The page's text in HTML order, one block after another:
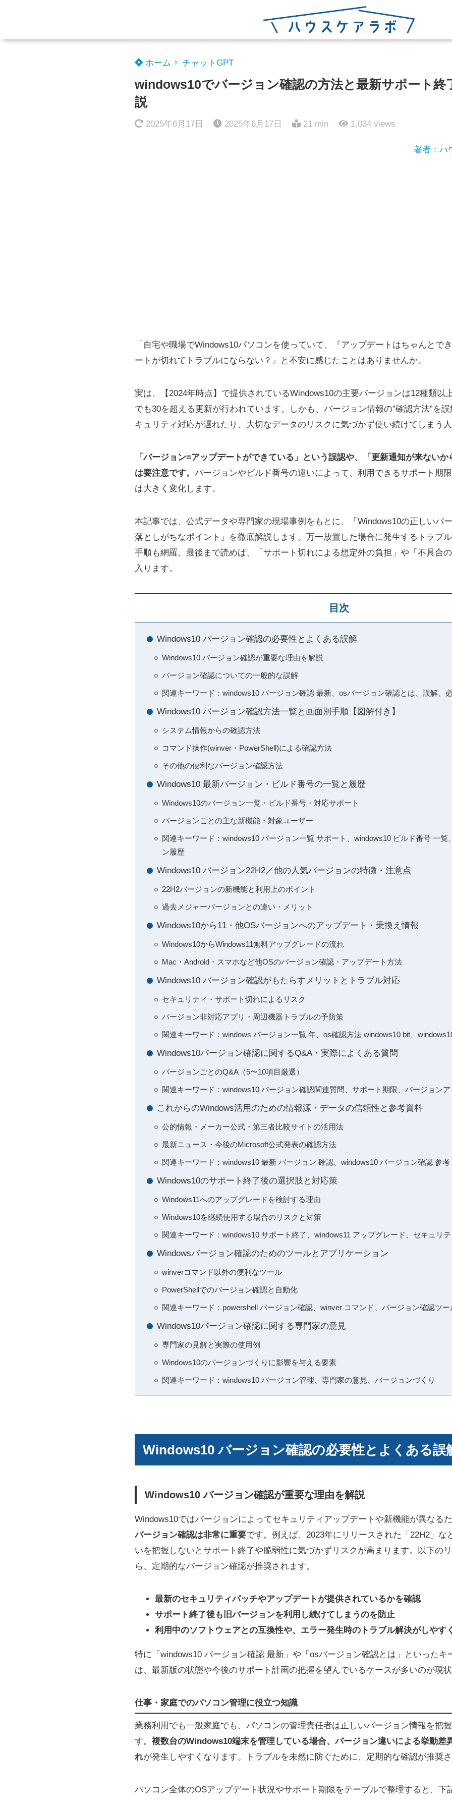
ホーム チャットGPT
windows10でバージョン確認の方法と最新サポート終
説
2025年6月17日 2025年6月17日 21 min 1,034 views
著者：ハ
「自宅や職場でWindows10パソコンを使っていて、『アップデートはちゃんとで
ートが切れてトラブルにならない？』と不安に感じたことはありませんか。
実は、【2024年時点】で提供されているWindows10の主要バージョンは12種類以
でも30を超える更新が行われています。しかも、バージョン情報の”確認方法”を
キュリティ対応が遅れたり、大切なデータのリスクに気づかず使い続けてしまう人
「バージョン=アップデートができている」という誤認や、「更新通知が来ない
は要注意です。 バージョンやビルド番号の違いによって、利用できるサポート期
は大きく変化します。
本記事では、公式データや専門家の現場事例をもとに、「Windows10の正しいバ
落としがちなポイント」を徹底解説します。万一放置した場合に発生するトラブ
手順も網羅。最後まで読めば、「サポート切れによる想定外の負担」や「不具合
入ります。
目次
Windows10 バージョン確認の必要性とよくある誤解
Windows10 バージョン確認が重要な理由を解説
バージョン確認についての一般的な誤解
関連キーワード：windows10 バージョン確認 最新、osバージョン確認とは、誤解、
Windows10 バージョン確認方法一覧と画面別手順【図解付き】
システム情報からの確認方法
コマンド操作(winver・PowerShell)による確認方法
その他の便利なバージョン確認方法
Windows10 最新バージョン・ビルド番号の一覧と履歴
Windows10のバージョン一覧・ビルド番号・対応サポート
バージョンごとの主な新機能・対象ユーザー
関連キーワード：windows10 バージョン一覧 サポート、windows10 ビルド番号 一覧
ン履歴
Windows10 バージョン22H2／他の人気バージョンの特徴・注意点
22H2バージョンの新機能と利用上のポイント
過去メジャーバージョンとの違い・メリット
Windows10から11・他OSバージョンへのアップデート・乗換え情報
Windows10からWindows11無料アップグレードの流れ
Mac・Android・スマホなど他OSのバージョン確認・アップデート方法
Windows10 バージョン確認がもたらすメリットとトラブル対応
セキュリティ・サポート切れによるリスク
バージョン非対応アプリ・周辺機器トラブルの予防策
関連キーワード：windows バージョン一覧 年、os確認方法 windows10 bit、
Windows10バージョン確認に関するQ&A・実際によくある質問
バージョンごとのQ&A（5〜10項目厳選）
関連キーワード：windows10 バージョン確認関連質問、サポート期限、バージョン
これからのWindows活用のための情報源・データの信頼性と参考資料
公的情報・メーカー公式・第三者比較サイトの活用法
最新ニュース・今後のMicrosoft公式発表の確認方法
関連キーワード：windows10 最新 バージョン 確認、windows10 バージョン確認 参考
Windows10のサポート終了後の選択肢と対応策
Windows11へのアップグレードを検討する理由
Windows10を継続使用する場合のリスクと対策
関連キーワード：windows10 サポート終了、windows11 アップグレード、セキュリ
Windowsバージョン確認のためのツールとアプリケーション
winverコマンド以外の便利なツール
PowerShellでのバージョン確認と自動化
関連キーワード：powershell バージョン確認、winver コマンド、バージョン確認ツー
Windows10バージョン確認に関する専門家の意見
専門家の見解と実際の使用例
Windows10のバージョンづくりに影響を与える要素
関連キーワード：windows10 バージョン管理、専門家の意見、バージョンづくり
Windows10 バージョン確認の必要性とよくある誤
Windows10 バージョン確認が重要な理由を解説
Windows10ではバージョンによってセキュリティアップデートや新機能が異なるた
バージョン確認は非常に重要です。例えば、2023年にリリースされた「22H2」な
いを把握しないとサポート終了や脆弱性に気づかずリスクが高まります。以下の
ら、定期的なバージョン確認が推奨されます。
最新のセキュリティパッチやアップデートが提供されているかを確認
サポート終了後も旧バージョンを利用し続けてしまうのを防止
利用中のソフトウェアとの互換性や、エラー発生時のトラブル解決がしやす
特に「windows10 バージョン確認 最新」や「osバージョン確認とは」といったキ
は、最新版の状態や今後のサポート計画の把握を望んでいるケースが多いのが現状
仕事・家庭でのパソコン管理に役立つ知識
業務利用でも一般家庭でも、パソコンの管理責任者は正しいバージョン情報を把
す。 複数台のWindows10端末を管理している場合、バージョン違いによる挙動差
れが発生しやすくなります。トラブルを未然に防ぐために、定期的な確認が推奨さ
パソコン全体のOSアップデート状況やサポート期限をテーブルで整理すると、下